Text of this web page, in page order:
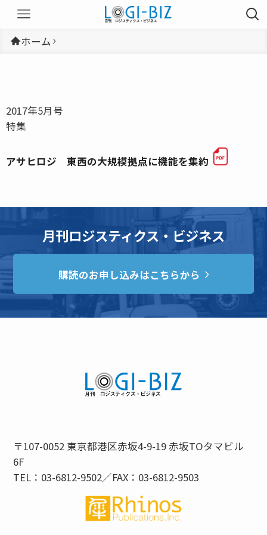
ホーム
2017年5月号
特集
アサヒロジ 東西の大規模拠点に機能を集約
月刊ロジスティクス・ビジネス
購読のお申し込みはこちらから
〒107-0052 東京都港区赤坂4-9-19 赤坂TOタマビル
6F
TEL：03-6812-9502／FAX：03-6812-9503